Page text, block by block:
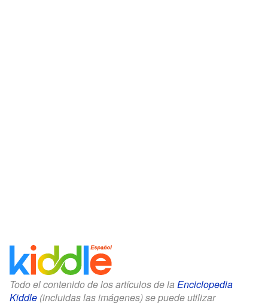
Todo el contenido de los artículos de la Enciclopedia
Kiddle (incluidas las imágenes) se puede utilizar